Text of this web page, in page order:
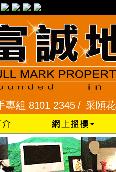
8101 2345 /采頣花園